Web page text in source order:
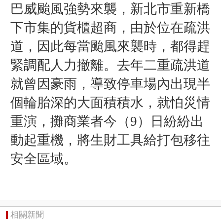
巴威颱風強勢來襲，新北市重新橋
下市集的貨櫃超商，由於位在疏洪
道，因此每當颱風來襲時，都得趕
緊調配人力撤離。 去年二重疏洪道
就曾因豪雨，導致停車場內出現半
個輪胎深的大面積積水，就怕災情
重演，攤商業者今（9）日紛紛出
動起重機，將生財工具給打包移往
安全區域。
相關新聞